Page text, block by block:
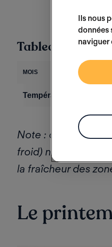
Tableau
MOIS
Température moyenne
Note : ces
froid) ni les
la fraîcheur des
Le
Ils nous
données
naviguer